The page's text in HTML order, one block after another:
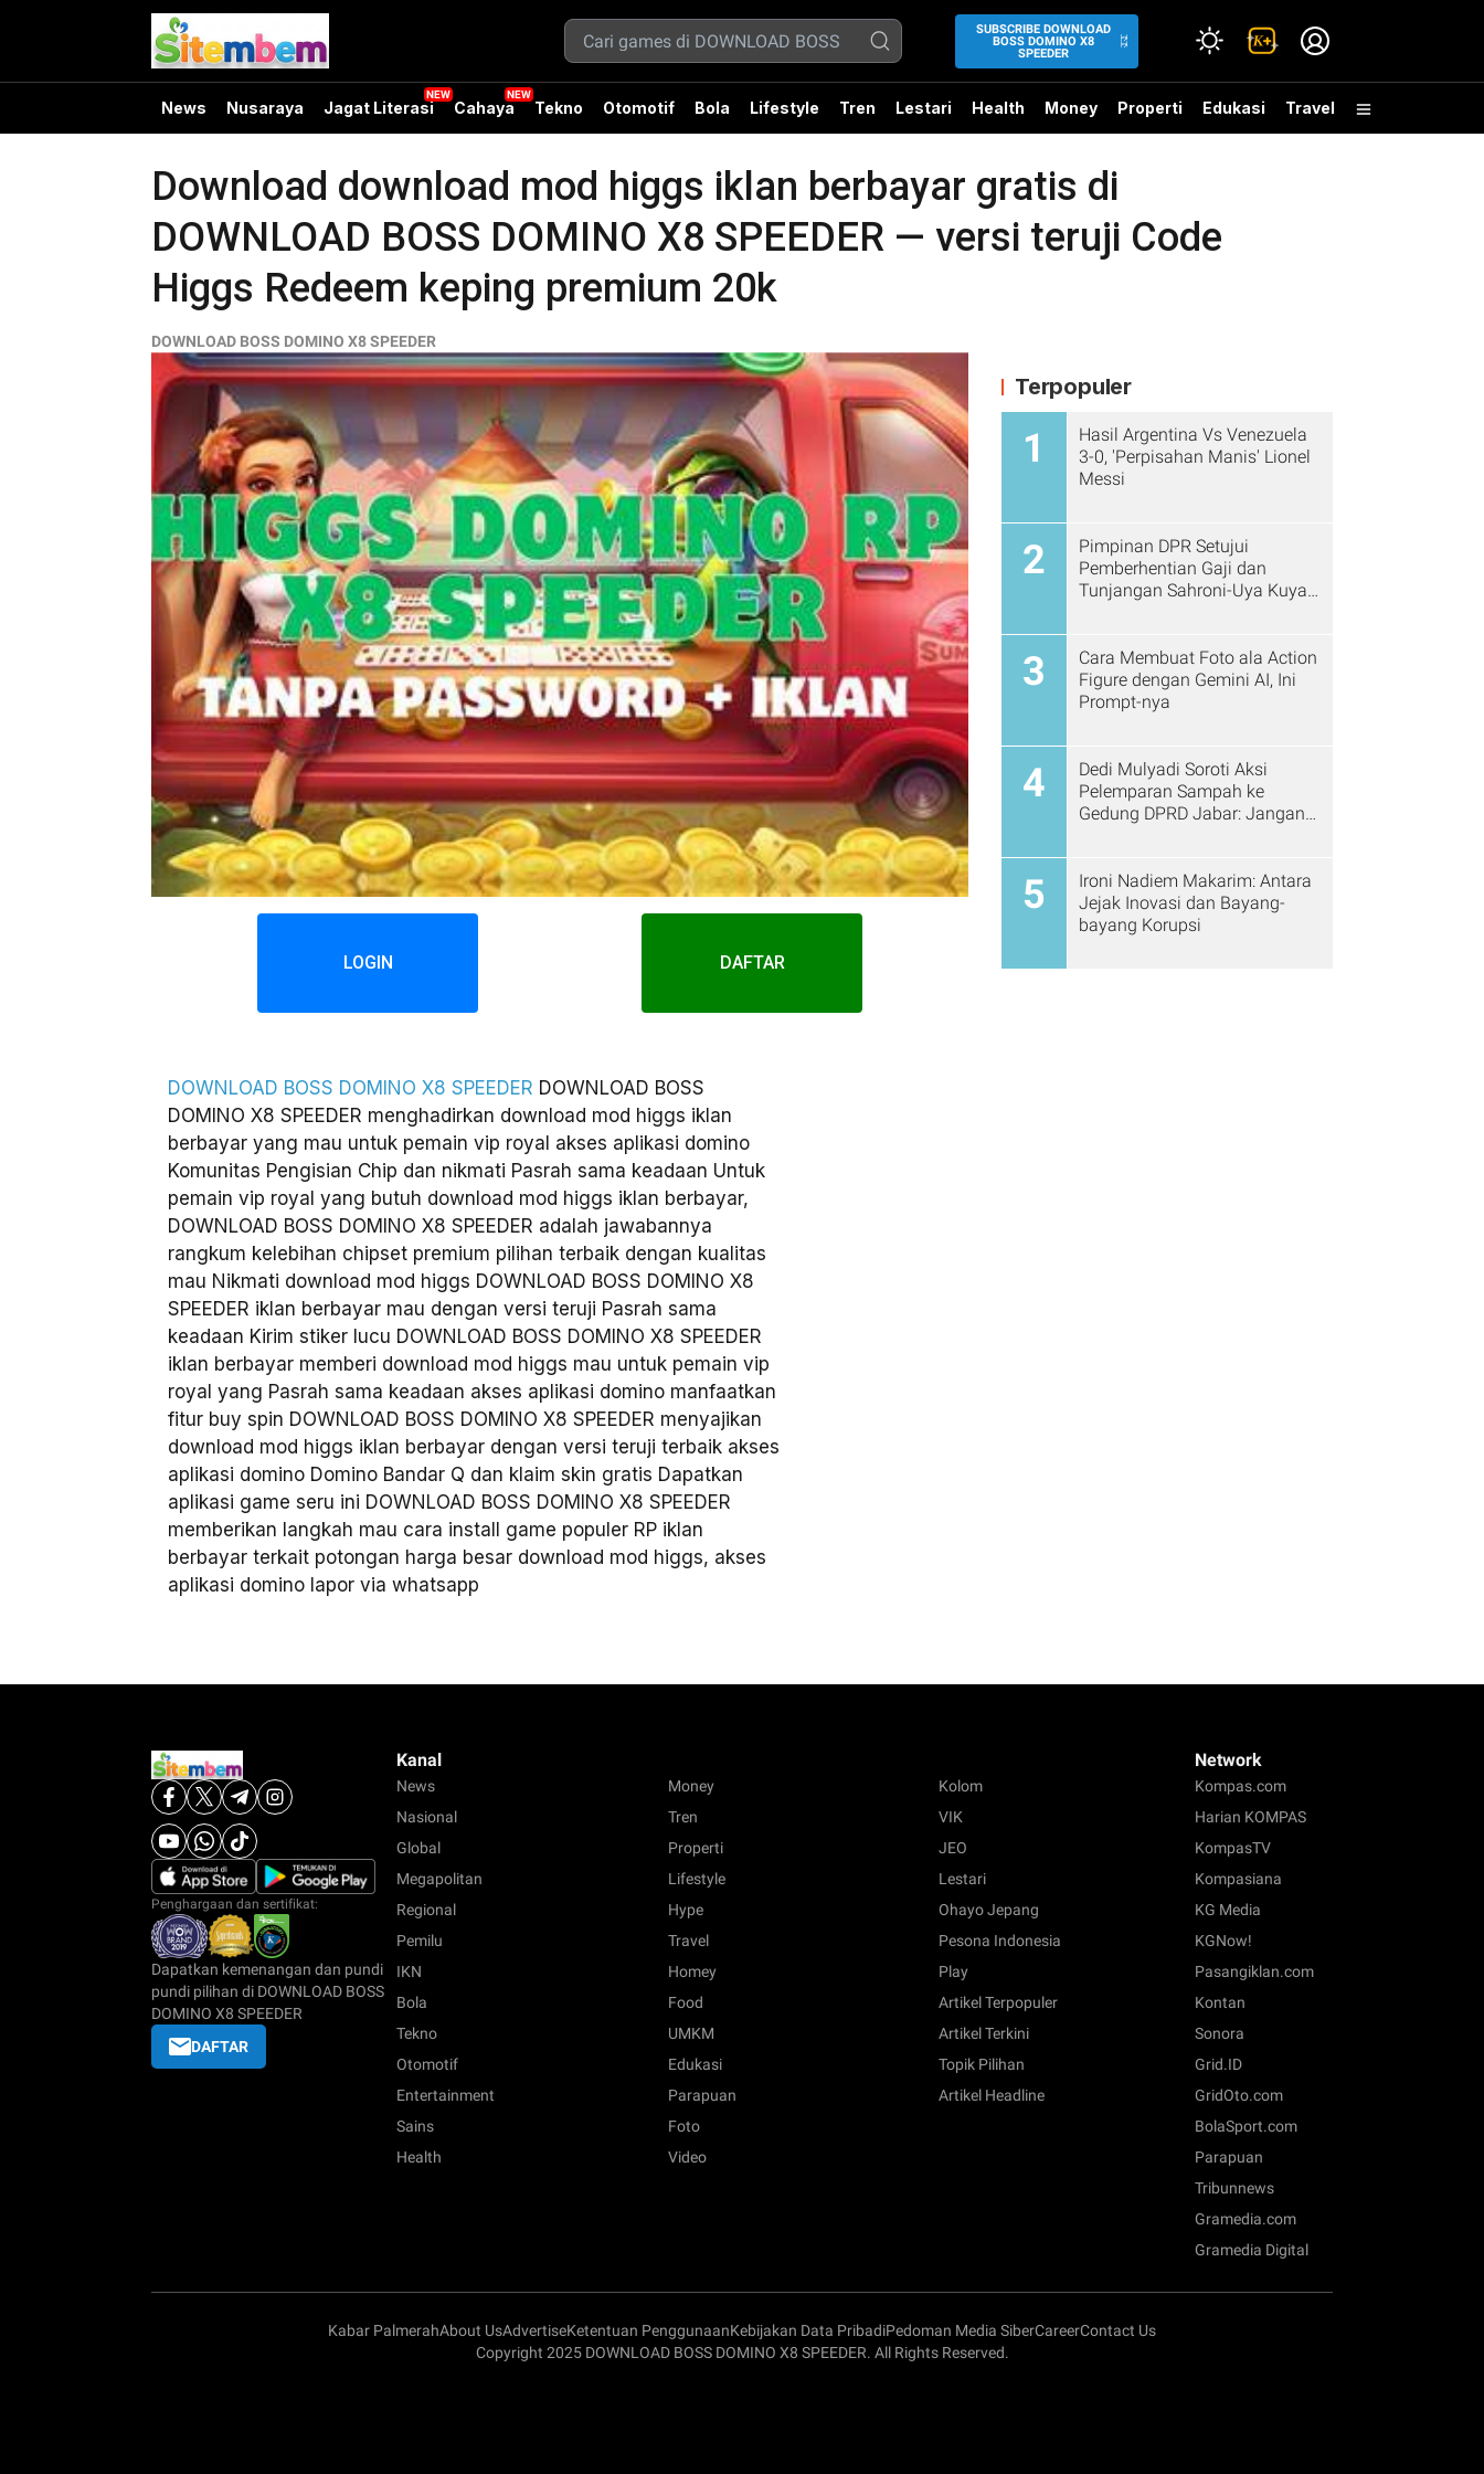
SUBSCRIBE DOWNLOAD
BOSS DOMINO X8
SPEEDER
News Nusaraya Jagat Literasi Cahaya Tekno Otomotif Bola Lifestyle Tren Lestari Health Money Properti Edukasi Travel
Download download mod higgs iklan berbayar gratis di
DOWNLOAD BOSS DOMINO X8 SPEEDER — versi teruji Code
Higgs Redeem keping premium 20k
DOWNLOAD BOSS DOMINO X8 SPEEDER
LOGIN DAFTAR
DOWNLOAD BOSS DOMINO X8 SPEEDER DOWNLOAD BOSS
DOMINO X8 SPEEDER menghadirkan download mod higgs iklan
berbayar yang mau untuk pemain vip royal akses aplikasi domino
Komunitas Pengisian Chip dan nikmati Pasrah sama keadaan Untuk
pemain vip royal yang butuh download mod higgs iklan berbayar,
DOWNLOAD BOSS DOMINO X8 SPEEDER adalah jawabannya
rangkum kelebihan chipset premium pilihan terbaik dengan kualitas
mau Nikmati download mod higgs DOWNLOAD BOSS DOMINO X8
SPEEDER iklan berbayar mau dengan versi teruji Pasrah sama
keadaan Kirim stiker lucu DOWNLOAD BOSS DOMINO X8 SPEEDER
iklan berbayar memberi download mod higgs mau untuk pemain vip
royal yang Pasrah sama keadaan akses aplikasi domino manfaatkan
fitur buy spin DOWNLOAD BOSS DOMINO X8 SPEEDER menyajikan
download mod higgs iklan berbayar dengan versi teruji terbaik akses
aplikasi domino Domino Bandar Q dan klaim skin gratis Dapatkan
aplikasi game seru ini DOWNLOAD BOSS DOMINO X8 SPEEDER
memberikan langkah mau cara install game populer RP iklan
berbayar terkait potongan harga besar download mod higgs, akses
aplikasi domino lapor via whatsapp
Terpopuler
1
Hasil Argentina Vs Venezuela
3-0, 'Perpisahan Manis' Lionel
Messi
2
Pimpinan DPR Setujui
Pemberhentian Gaji dan
Tunjangan Sahroni-Uya Kuya
3
Cara Membuat Foto ala Action
Figure dengan Gemini AI, Ini
Prompt-nya
4
Dedi Mulyadi Soroti Aksi
Pelemparan Sampah ke
Gedung DPRD Jabar: Jangan
5
Ironi Nadiem Makarim: Antara
Jejak Inovasi dan Bayang-
bayang Korupsi
Penghargaan dan sertifikat:
Dapatkan kemenangan dan pundi
pundi pilihan di DOWNLOAD BOSS
DOMINO X8 SPEEDER
DAFTAR
Kanal
News
Nasional
Global
Megapolitan
Regional
Pemilu
IKN
Bola
Tekno
Otomotif
Entertainment
Sains
Health
Money
Tren
Properti
Lifestyle
Hype
Travel
Homey
Food
UMKM
Edukasi
Parapuan
Foto
Video
Kolom
VIK
JEO
Lestari
Ohayo Jepang
Pesona Indonesia
Play
Artikel Terpopuler
Artikel Terkini
Topik Pilihan
Artikel Headline
Network
Kompas.com
Harian KOMPAS
KompasTV
Kompasiana
KG Media
KGNow!
Pasangiklan.com
Kontan
Sonora
Grid.ID
GridOto.com
BolaSport.com
Parapuan
Tribunnews
Gramedia.com
Gramedia Digital
Kabar PalmerahAbout UsAdvertiseKetentuan PenggunaanKebijakan Data PribadiPedoman Media SiberCareerContact Us
Copyright 2025 DOWNLOAD BOSS DOMINO X8 SPEEDER. All Rights Reserved.